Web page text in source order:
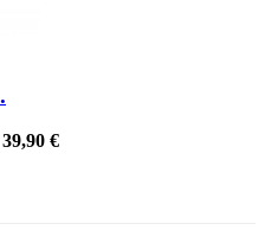
39,90 €